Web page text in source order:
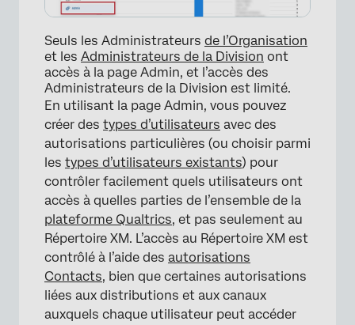
Seuls les Administrateurs de l’Organisation
et les Administrateurs de la Division ont
accès à la page Admin, et l’accès des
Administrateurs de la Division est limité.
En utilisant la page Admin, vous pouvez
créer des types d’utilisateurs avec des
autorisations particulières (ou choisir parmi
les types d’utilisateurs existants) pour
contrôler facilement quels utilisateurs ont
accès à quelles parties de l’ensemble de la
plateforme Qualtrics, et pas seulement au
Répertoire XM. L’accès au Répertoire XM est
contrôlé à l’aide des autorisations
Contacts, bien que certaines autorisations
liées aux distributions et aux canaux
auxquels chaque utilisateur peut accéder